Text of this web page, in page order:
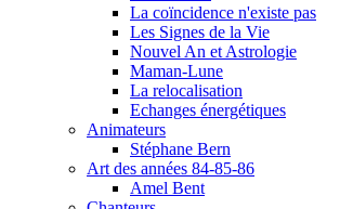
La coïncidence n'existe pas
Les Signes de la Vie
Nouvel An et Astrologie
Maman-Lune
La relocalisation
Echanges énergétiques
Animateurs
Stéphane Bern
Art des années 84-85-86
Amel Bent